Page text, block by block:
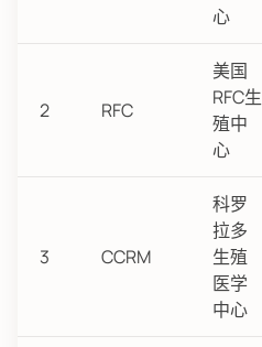
心
2 RFC
美国
RFC生
殖中
心
3 CCRM
科罗
拉多
生殖
医学
中心